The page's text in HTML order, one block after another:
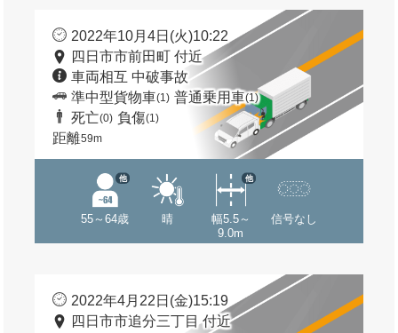
2022年10月4日(火)10:22
四日市市前田町 付近
車両相互 中破事故
準中型貨物車(1) 普通乗用車(1)
死亡(0) 負傷(1)
距離59m
55～64歳
他
晴
幅5.5～
9.0m
他
信号なし
2022年4月22日(金)15:19
四日市市追分三丁目 付近